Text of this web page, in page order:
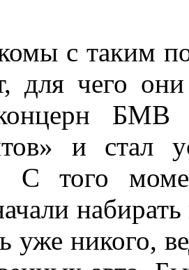
с таким
для чего
БМВ
и стал
С того
уже никого,